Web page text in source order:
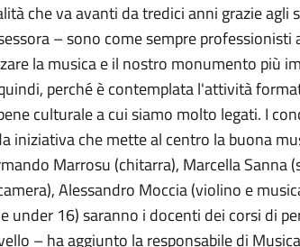
che va avanti da tredici anni grazie agli
– sono come sempre professionisti
la musica e il nostro monumento più
perché è contemplata l'attività
culturale a cui siamo molto legati. I
iniziativa che mette al centro la buona
Marrosu (chitarra), Marcella Sanna
Alessandro Moccia (violino e
under 16) saranno i docenti dei corsi di
– ha aggiunto la responsabile di